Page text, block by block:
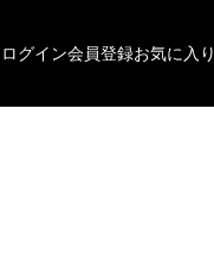
ログイン会員登録お気に入り